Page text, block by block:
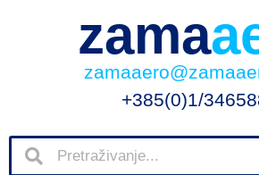
zama
+385(0)1/